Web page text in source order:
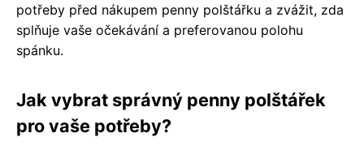
potřeby před nákupem penny polštářku a zvážit, zda
splňuje vaše očekávání a preferovanou polohu
spánku.
Jak vybrat správný penny polštářek
pro vaše potřeby?